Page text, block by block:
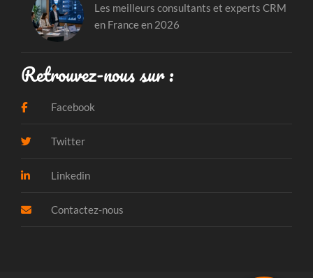
Les meilleurs consultants et experts CRM
en France en 2026
Retrouvez-nous sur :
Facebook
Twitter
Linkedin
Contactez-nous